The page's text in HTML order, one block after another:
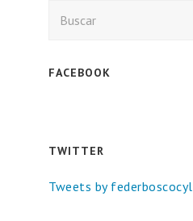
FACEBOOK
TWITTER
Tweets by federboscocyl